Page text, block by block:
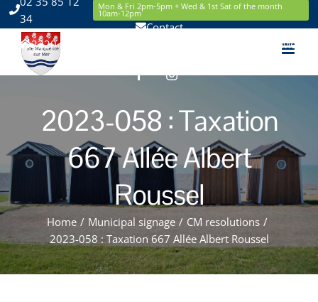
Skip
to
content
34
Mon & Fri 2pm-5pm + Wed & 1st Sat of the month
10am-12pm
Contact
2220 Route de la Mer 76119 Sainte Marguerite sur Mer
FacebookInstagram
2023-058 : Taxation
667 Allée Albert
Roussel
Home / Municipal signage / CM resolutions /
2023-058 : Taxation 667 Allée Albert Roussel